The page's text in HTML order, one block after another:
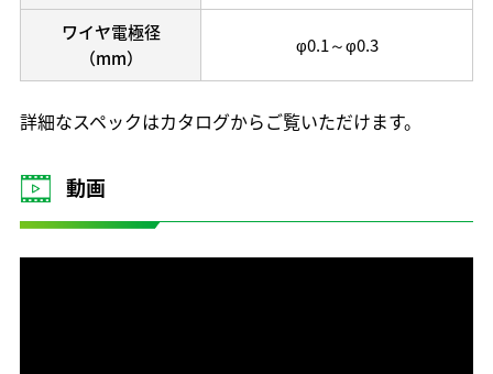
ワイヤ電極径
（mm）
φ0.1～φ0.3
詳細なスペックはカタログからご覧いただけます。
動画